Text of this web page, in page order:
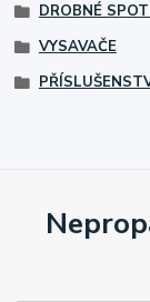
DROBNÉ
VYSAVAČE